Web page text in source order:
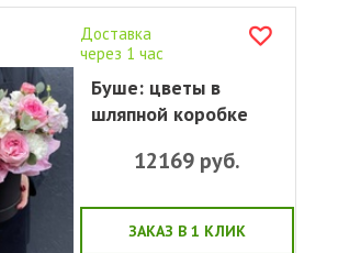
Доставка
через 1 час
Буше: цветы в
шляпной коробке
12169руб.
ЗАКАЗ В 1 КЛИК